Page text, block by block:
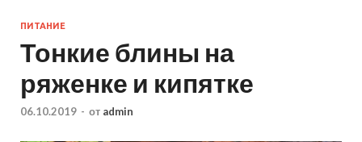
ПИТАНИЕ
Тонкие блины на
ряженке и кипятке
06.10.2019 - от admin